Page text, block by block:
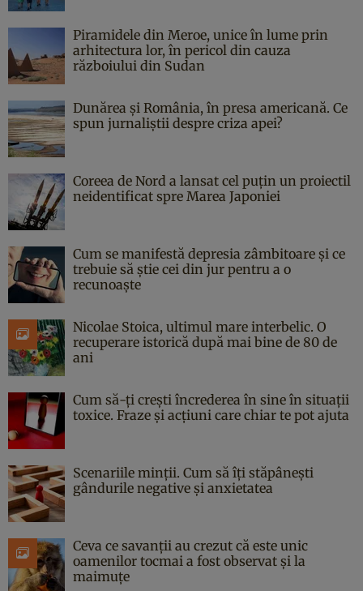
Piramidele din Meroe, unice în lume prin
arhitectura lor, în pericol din cauza
războiului din Sudan
Dunărea și România, în presa americană. Ce
spun jurnaliștii despre criza apei?
Coreea de Nord a lansat cel puțin un proiectil
neidentificat spre Marea Japoniei
Cum se manifestă depresia zâmbitoare și ce
trebuie să știe cei din jur pentru a o
recunoaște
Nicolae Stoica, ultimul mare interbelic. O
recuperare istorică după mai bine de 80 de
ani
Cum să-ți crești încrederea în sine în situații
toxice. Fraze și acțiuni care chiar te pot ajuta
Scenariile minții. Cum să îți stăpânești
gândurile negative și anxietatea
Ceva ce savanții au crezut că este unic
oamenilor tocmai a fost observat și la
maimuțe